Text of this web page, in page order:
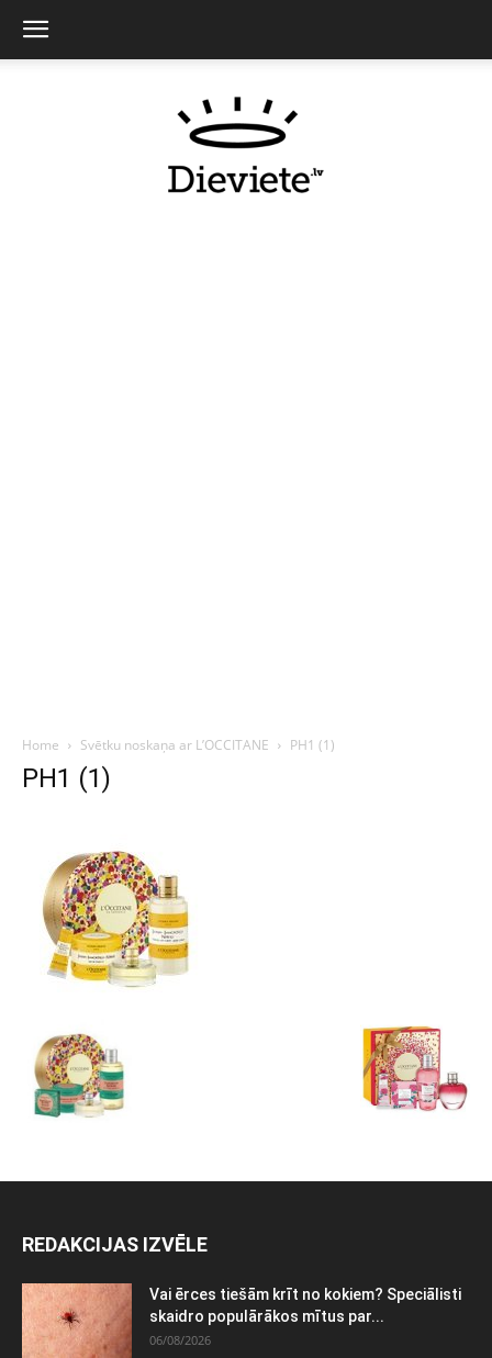
Home Svētku noskaņa ar L’OCCITANE PH1 (1)
PH1 (1)
REDAKCIJAS IZVĒLE
Vai ērces tiešām krīt no kokiem? Speciālisti
skaidro populārākos mītus par...
06/08/2026